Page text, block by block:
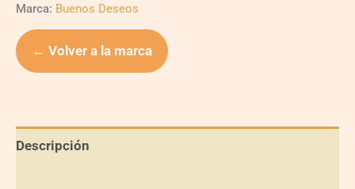
Marca: Buenos Deseos
← Volver a la marca
Descripción